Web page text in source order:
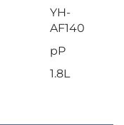
YH-
AF140
pP
1.8L